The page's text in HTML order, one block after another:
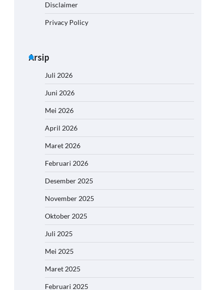
Disclaimer
Privacy Policy
Arsip
Juli 2026
Juni 2026
Mei 2026
April 2026
Maret 2026
Februari 2026
Desember 2025
November 2025
Oktober 2025
Juli 2025
Mei 2025
Maret 2025
Februari 2025